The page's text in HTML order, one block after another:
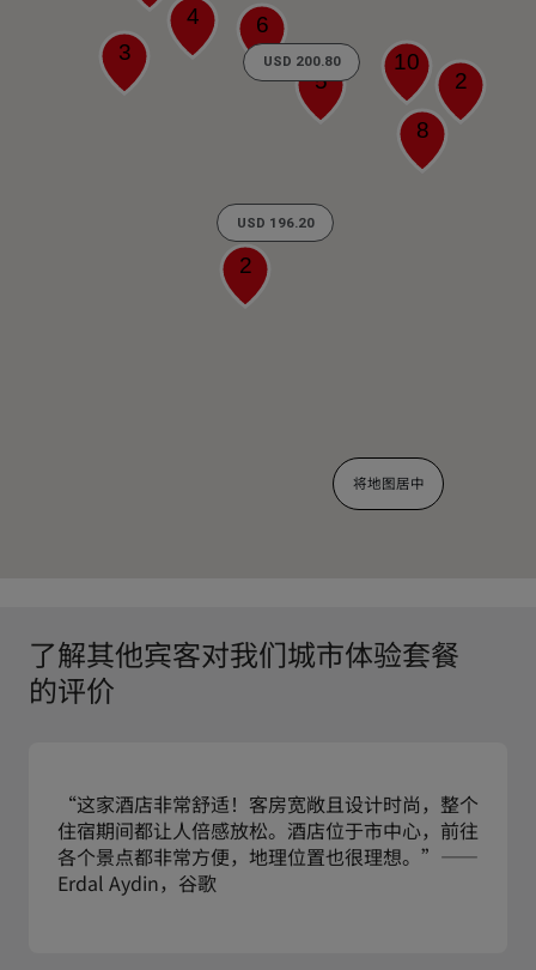
USD 196.20
USD 200.80
8
10
5 2
6
3
2
4
将地图居中
了解其他宾客对我们城市体验套餐
的评价
“这家酒店非常舒适！客房宽敞且设计时尚，整个
住宿期间都让人倍感放松。酒店位于市中心，前往
各个景点都非常方便，地理位置也很理想。”——
Erdal Aydin，谷歌